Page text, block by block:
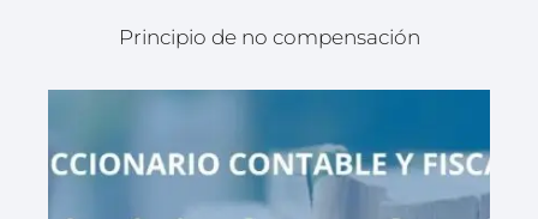
Principio de no compensación